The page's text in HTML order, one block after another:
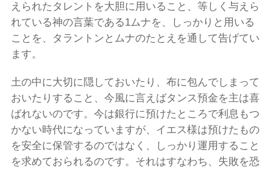
えられたタレントを大胆に用いること、等しく与えら
れている神の言葉である1ムナを、しっかりと用いる
ことを、タラントンとムナのたとえを通して告げてい
ます。
土の中に大切に隠しておいたり、布に包んでしまって
おいたりすること、今風に言えばタンス預金を主は喜
ばれないのです。今は銀行に預けたところで利息もつ
かない時代になっていますが、イエス様は預けたもの
を安全に保管するのではなく、しっかり運用すること
を求めておられるのです。それはすなわち、失敗を恐